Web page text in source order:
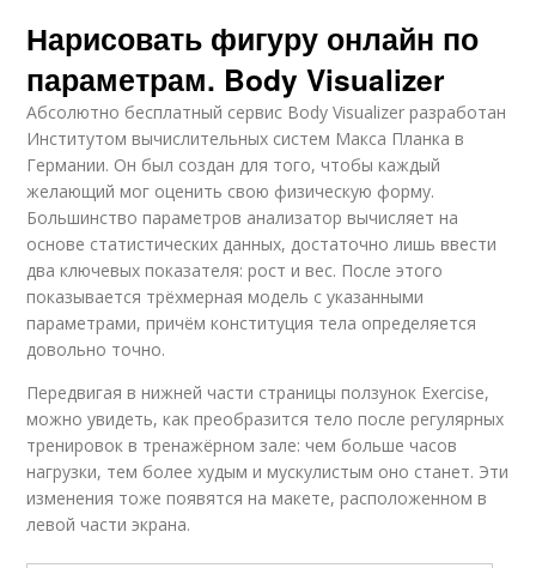
Нарисовать фигуру онлайн по
параметрам. Body Visualizer
Абсолютно бесплатный сервис Body Visualizer разработан
Институтом вычислительных систем Макса Планка в
Германии. Он был создан для того, чтобы каждый
желающий мог оценить свою физическую форму.
Большинство параметров анализатор вычисляет на
основе статистических данных, достаточно лишь ввести
два ключевых показателя: рост и вес. После этого
показывается трёхмерная модель с указанными
параметрами, причём конституция тела определяется
довольно точно.
Передвигая в нижней части страницы ползунок Exercise,
можно увидеть, как преобразится тело после регулярных
тренировок в тренажёрном зале: чем больше часов
нагрузки, тем более худым и мускулистым оно станет. Эти
изменения тоже появятся на макете, расположенном в
левой части экрана.